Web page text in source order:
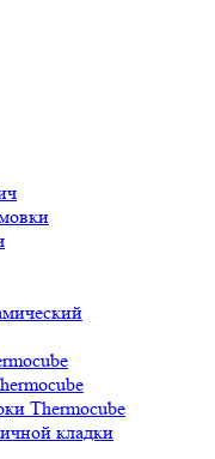
Thermocube
кладки